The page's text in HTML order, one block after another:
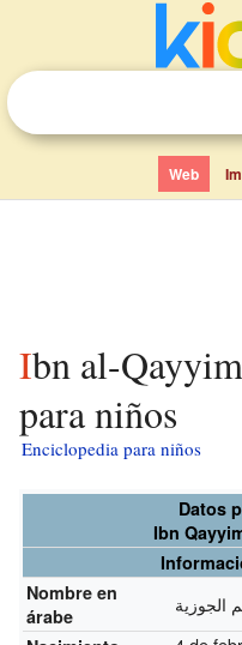
Web
Ibn al-Qayyim al-Ŷawziyyah
para niños
Enciclopedia para niños
Datos
Ibn
Nombre en
árabe
الجوزية